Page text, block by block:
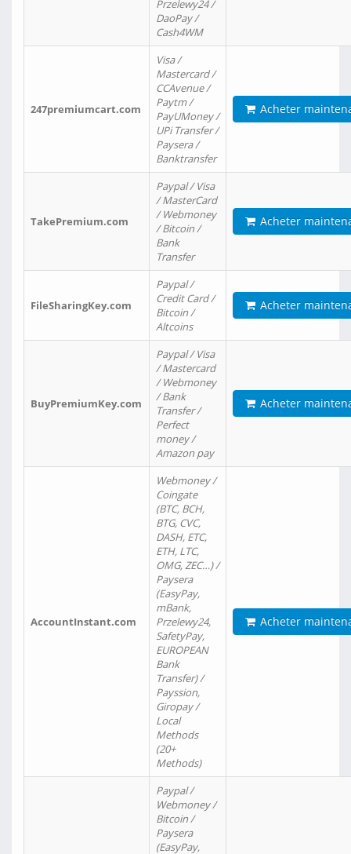
Przelewy24 /
DaoPay /
Cash4WM
247premiumcart.com
Visa /
Mastercard /
CCAvenue /
Paytm /
PayUMoney /
UPi Transfer /
Paysera /
Banktransfer
Acheter
TakePremium.com
Paypal / Visa
/ MasterCard
/ Webmoney
/ Bitcoin /
Bank
Transfer
Acheter
FileSharingKey.com
Paypal /
Credit Card /
Bitcoin /
Altcoins
Acheter
BuyPremiumKey.com
Paypal / Visa
/ Mastercard
/ Webmoney
/ Bank
Transfer /
Perfect
money /
Amazon pay
Acheter
AccountInstant.com
Webmoney /
Coingate
(BTC, BCH,
BTG, CVC,
DASH, ETC,
ETH, LTC,
OMG, ZEC…) /
Paysera
(EasyPay,
mBank,
Przelewy24,
SafetyPay,
EUROPEAN
Bank
Transfer) /
Payssion,
Giropay /
Local
Methods
(20+
Methods)
Acheter
Paypal /
Webmoney /
Bitcoin /
Paysera
(EasyPay,